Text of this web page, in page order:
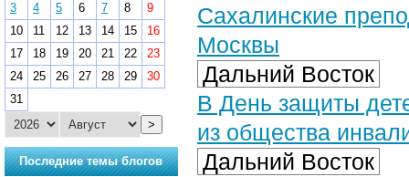
Сахалинские
Москвы
Дальний Восток
В День защиты
из общества
Дальний Восток
3
4 5 6 7 8
9
10
11 12 13 14 15
16
17
18 19 20 21 22
23
24
25 26 27 28 29
30
31
>
Последние темы блогов